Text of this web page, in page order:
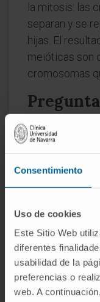
Consentimiento
Uso de cookies
Este Sitio Web
diferentes
usabilidad de la
preferencias o
web. A
la mitosis: las
separan y se
hijas. El
meióticas son
cromosomas
¿De dónde
anafase?
Del griego ἀνά (
φάσις (phásis
el plano
La
siglo XIX con
Flemming y
división